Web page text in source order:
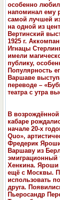
особенно
напоминал ему
самой лучшей
на одной из
Вертинский
1925 г.
Игнацы
имели
публику,
Популярность
Варшаве
переводе –
театра с утра
В
кабаре
начале 20-х
Quo»,
Фредерик
Варшаву из
эмиграционный
Хенкина. Яроши
ещё с Москвы.
использовать
друга.
Пьеросандр